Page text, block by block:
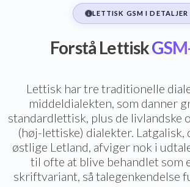
LETTISK GSM I DETALJER
Forstå Lettisk
Lettisk har tre traditionelle
middeldialekten, som danner
standardlettisk, plus de livlandske
(høj-lettiske) dialekter. Latgalisk,
østlige Letland, afviger nok i
til ofte at blive behandlet som
skriftvariant, så talegenkendelse